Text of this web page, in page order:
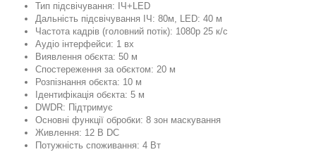
Тип підсвічування: ІЧ+LED
Дальність підсвічування ІЧ: 80м, LED: 40 м
Частота кадрів (головний потік): 1080p 25 к/с
Аудіо інтерфейси: 1 вх
Виявлення обєкта: 50 м
Спостереження за обєктом: 20 м
Розпізнання обєкта: 10 м
Ідентифікація обєкта: 5 м
DWDR: Підтримує
Основні функції обробки: 8 зон маскування
Живлення: 12 В DC
Потужність споживання: 4 Вт